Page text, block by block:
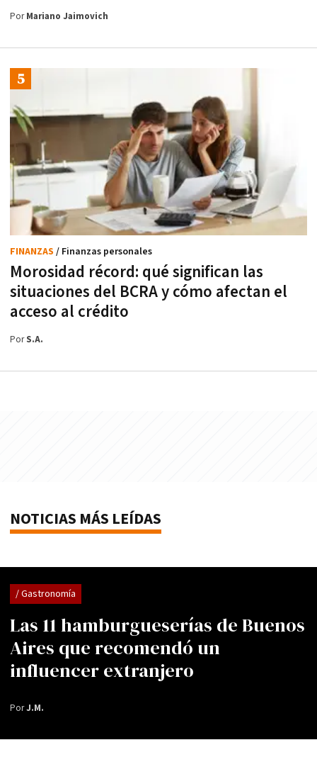
PorMariano Jaimovich
Morosidad récord: qué significan las
situaciones del BCRA y cómo afectan el
acceso al crédito
FINANZAS / Finanzas personales
PorS.A.
NOTICIAS MÁS LEÍDAS
Las 11 hamburgueserías de Buenos
Aires que recomendó un
influencer extranjero
/ Gastronomía
PorJ.M.